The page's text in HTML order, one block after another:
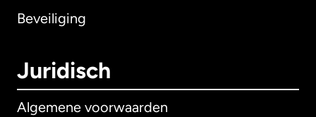
Beveiliging
Juridisch
Algemene voorwaarden